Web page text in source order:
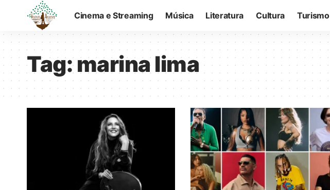
Cinema e Streaming Música Literatura Cultura Turismo
Tag:marina lima